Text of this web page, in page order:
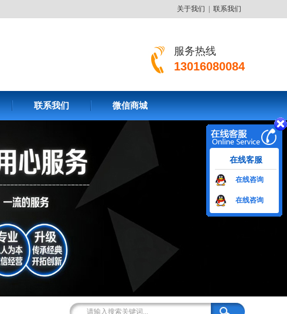
关于我们 联系我们
服务热线
13016080084
联系我们 微信商城
在线客服
在线咨询
在线咨询